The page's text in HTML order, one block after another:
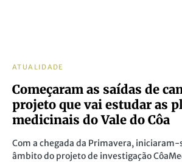
ATUALIDADE
Começaram as saídas de
projeto que vai estudar as
medicinais do Vale do Côa
Com a chegada da Primavera, iniciaram-
âmbito do projeto de investigação